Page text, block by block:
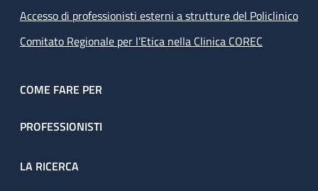
Accesso di professionisti esterni a strutture del Policlinico
Comitato Regionale per l’Etica nella Clinica COREC
COME FARE PER
PROFESSIONISTI
LA RICERCA